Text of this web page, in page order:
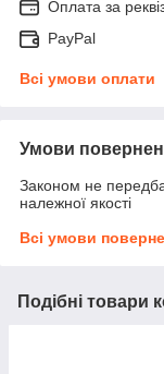
Оплата за
PayPal
Всі умови оплати
Умови
Законом не
належної якості
Всі умови
Подібні товари